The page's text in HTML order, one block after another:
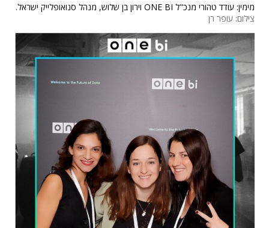
מימין: עודד טהורי מנכ"ל ONE BI וירון בן שלוש, מנהל סנואופלייק ישראל.
צילום: עופר רן